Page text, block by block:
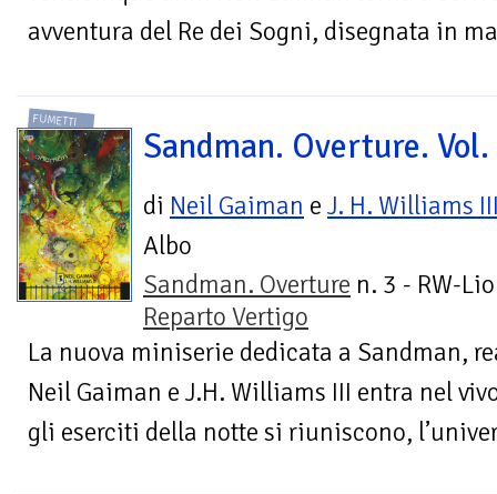
avventura del Re dei Sogni, disegnata in
FUMETTI
Sandman. Overture.
di Neil Gaiman e J. H. Williams
Albo
Sandman. Overture n. 3 - RW-
Reparto Vertigo
La nuova miniserie dedicata a Sandman,
Neil Gaiman e J.H. Williams III entra nel
gli eserciti della notte si riuniscono,